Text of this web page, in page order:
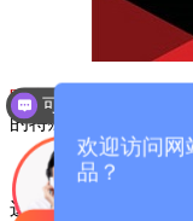
听觉综合训练仪
是
的特殊设备。
这种设备通过刺激儿
欢迎访问网
品？